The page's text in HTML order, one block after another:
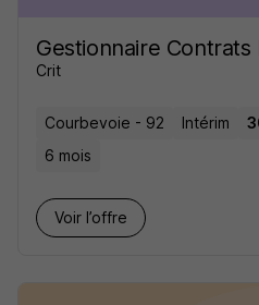
Gestionnaire Contrats
Crit
Courbevoie - 92 Intérim
6 mois
Voir l’offre